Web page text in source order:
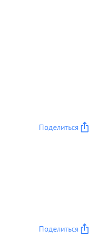
Поделиться
Поделиться